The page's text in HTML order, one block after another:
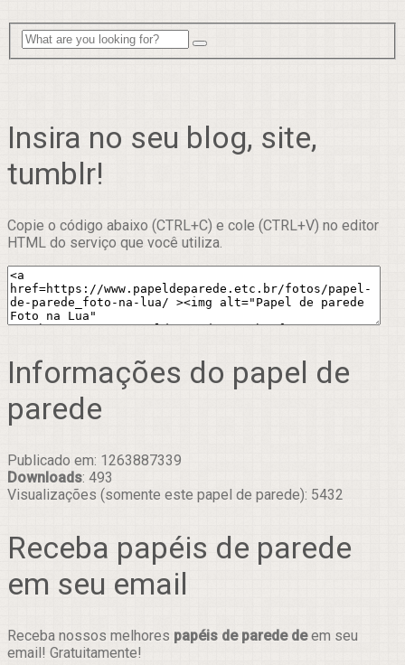
Insira no seu blog, site,
tumblr!
Copie o código abaixo (CTRL+C) e cole (CTRL+V) no editor
HTML do serviço que você utiliza.
Informações do papel de
parede
Publicado em: 1263887339
Downloads: 493
Visualizações (somente este papel de parede): 5432
Receba papéis de parede
em seu email
Receba nossos melhores papéis de parede deem seu
email! Gratuitamente!